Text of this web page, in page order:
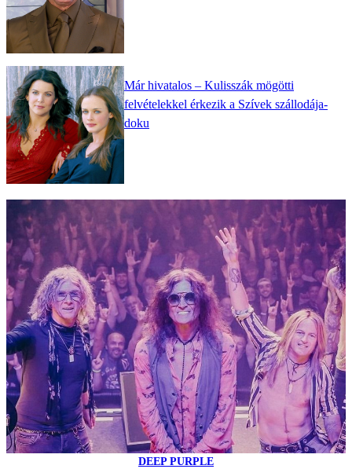
Már hivatalos – Kulisszák mögötti
felvételekkel érkezik a Szívek szállodája-
doku
DEEP PURPLE